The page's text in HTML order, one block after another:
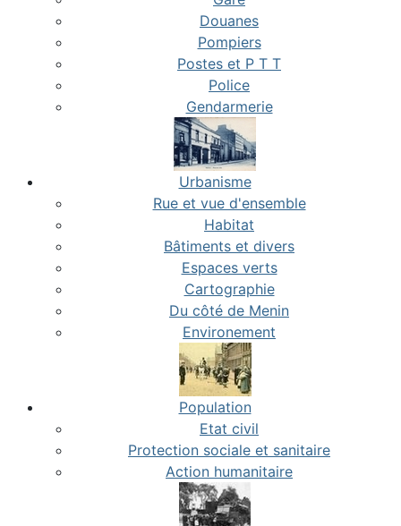
Douanes
Pompiers
Postes et P T T
Police
Gendarmerie
Urbanisme
Rue et vue d'ensemble
Habitat
Bâtiments et divers
Espaces verts
Cartographie
Du côté de Menin
Environement
Population
Etat civil
Protection sociale et sanitaire
Action humanitaire